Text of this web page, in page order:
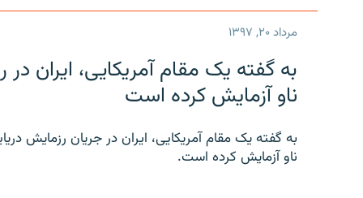
مرداد ۲۰, ۱۳۹۷
به گفته یک مقام آمریکایی،
ناو آزمایش کرده است
به گفته یک مقام آمریکایی، ایران در جریان رزمایش
ناو آزمایش کرده است.